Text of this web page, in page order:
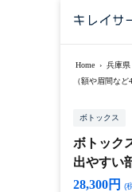
Home › 兵庫県
（額や眉間な
ボトックス
ボトック
出やすい
28,300円
(